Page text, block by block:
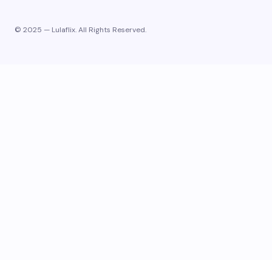
© 2025 — Lulaflix. All Rights Reserved.